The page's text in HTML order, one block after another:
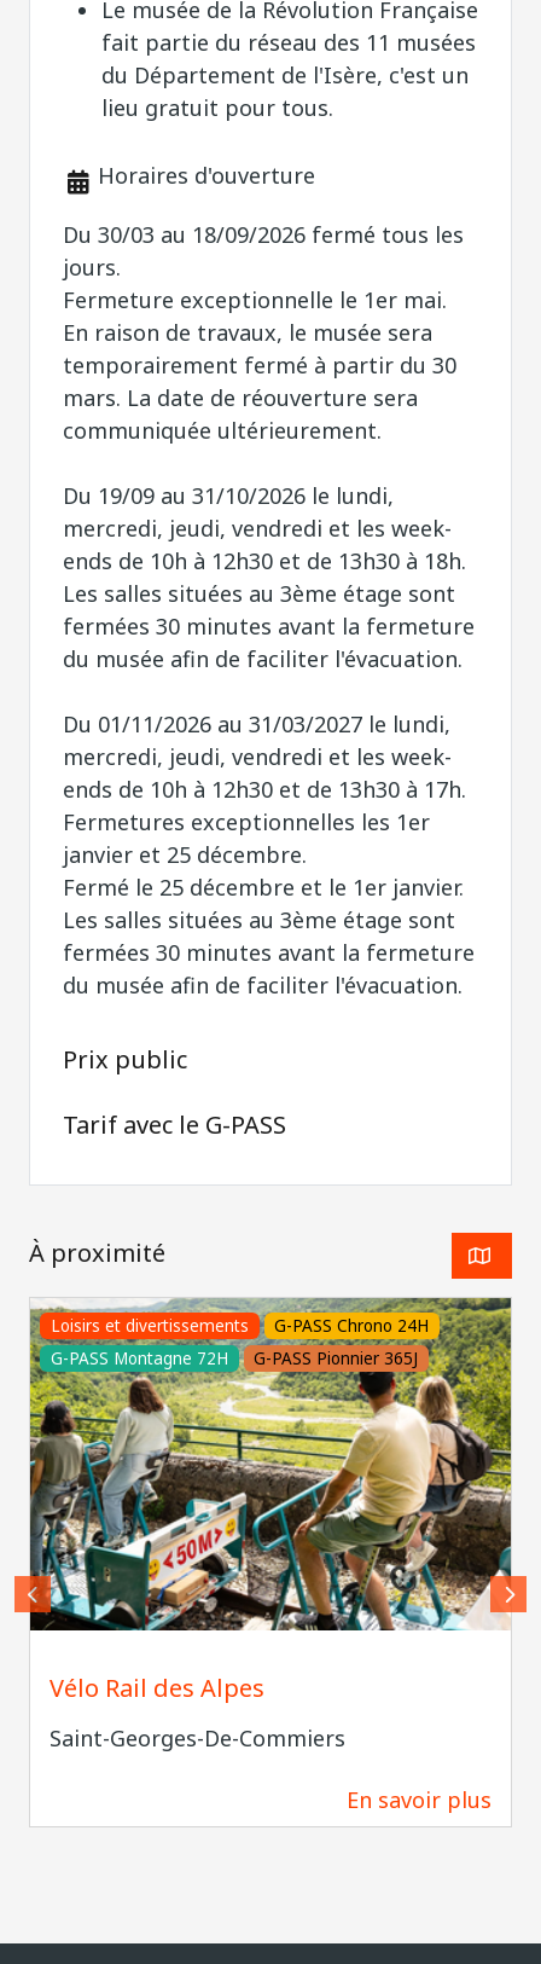
Le musée de la Révolution Française
fait partie du réseau des 11 musées
du Département de l'Isère, c'est un
lieu gratuit pour tous.
Horaires d'ouverture
Du 30/03 au 18/09/2026 fermé tous les
jours.
Fermeture exceptionnelle le 1er mai.
En raison de travaux, le musée sera
temporairement fermé à partir du 30
mars. La date de réouverture sera
communiquée ultérieurement.
Du 19/09 au 31/10/2026 le lundi,
mercredi, jeudi, vendredi et les week-
ends de 10h à 12h30 et de 13h30 à 18h.
Les salles situées au 3ème étage sont
fermées 30 minutes avant la fermeture
du musée afin de faciliter l'évacuation.
Du 01/11/2026 au 31/03/2027 le lundi,
mercredi, jeudi, vendredi et les week-
ends de 10h à 12h30 et de 13h30 à 17h.
Fermetures exceptionnelles les 1er
janvier et 25 décembre.
Fermé le 25 décembre et le 1er janvier.
Les salles situées au 3ème étage sont
fermées 30 minutes avant la fermeture
du musée afin de faciliter l'évacuation.
Prix public
Tarif avec le G-PASS
À proximité
Loisirs et divertissements
G-PASS Chrono 24H
G-PASS Montagne 72H
G-PASS Pionnier 365J
Vélo Rail des Alpes
Saint-Georges-De-Commiers
En savoir plus